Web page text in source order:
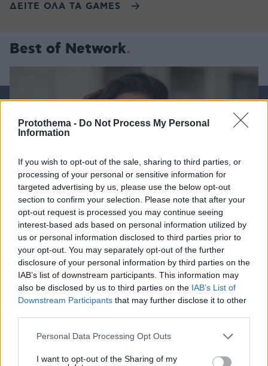
Protothema - Do Not Process My Personal
Information
If you wish to opt-out of the sale, sharing to third parties, or
processing of your personal or sensitive information for
targeted advertising by us, please use the below opt-out
section to confirm your selection. Please note that after your
opt-out request is processed you may continue seeing
interest-based ads based on personal information utilized by
us or personal information disclosed to third parties prior to
your opt-out. You may separately opt-out of the further
disclosure of your personal information by third parties on the
IAB’s list of downstream participants. This information may
also be disclosed by us to third parties on the IAB’s List of
Downstream Participants that may further disclose it to other
Please note that this website/app uses one or more Google
not limited to your visit or usage behaviour. You may click to
Personal Data Processing Opt Outs
I want to opt-out of the Sharing of my
ΔΕΙΤΕ ΟΛΑ ΤΑ GAMES
Best of Network
Τα φρούτα που επιλέγουν 4 ενδοκρινολόγοι για
καλύτερο έλεγχο του σακχάρου – Το ένα μειώνει